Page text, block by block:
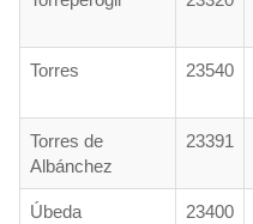
Torres 23540
Torres de
Albánchez
23391
Úbeda 23400